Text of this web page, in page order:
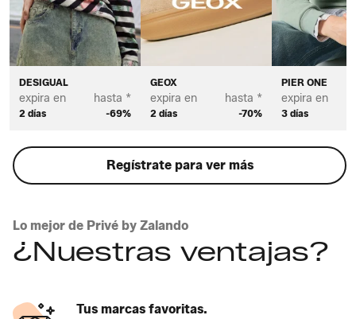
DESIGUAL
expira en
2 días
hasta *
-69%
GEOX
expira en
2 días
hasta *
-70%
PIER ONE
expira en
3 días
Regístrate para ver más
Lo mejor de Privé by Zalando
¿Nuestras ventajas?
Tus marcas favoritas.